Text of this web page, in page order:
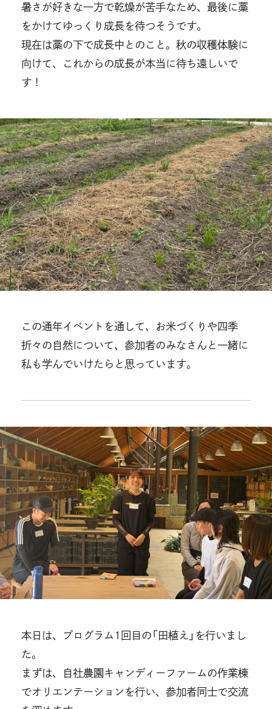
暑さが好きな一方で乾燥が苦手なため、最後に藁
をかけてゆっくり成長を待つそうです。
現在は藁の下で成長中とのこと。秋の収穫体験に
向けて、これからの成長が本当に待ち遠しいで
す！
この通年イベントを通して、お米づくりや四季
折々の自然について、参加者のみなさんと一緒に
私も学んでいけたらと思っています。
本日は、プログラム1回目の「田植え」を行いまし
た。
まずは、自社農園キャンディーファームの作業棟
でオリエンテーションを行い、参加者同士で交流